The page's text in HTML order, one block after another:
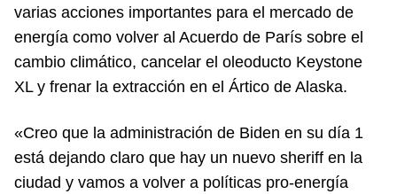
varias acciones importantes para el mercado de
energía como volver al Acuerdo de París sobre el
cambio climático, cancelar el oleoducto Keystone
XL y frenar la extracción en el Ártico de Alaska.
«Creo que la administración de Biden en su día 1
está dejando claro que hay un nuevo sheriff en la
ciudad y vamos a volver a políticas pro-energía